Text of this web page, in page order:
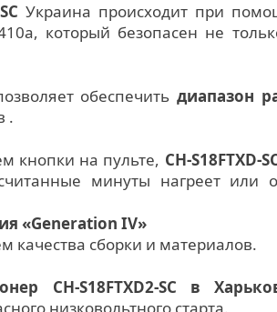
Украина происходит при
который безопасен не
обеспечить диапазон
.
кнопки на пульте, CH-S18FTXD-
минуты нагреет или
«Generation IV»
качества сборки и материалов.
CH-S18FTXD2-SC в